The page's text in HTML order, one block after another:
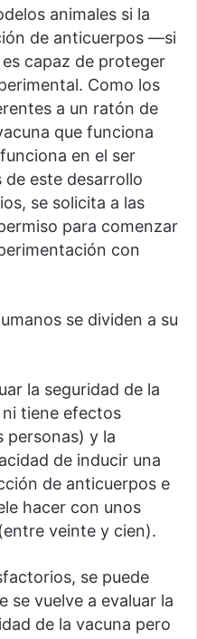
animales si la
de anticuerpos —si
capaz de proteger
Como los
a un ratón de
que funciona
en el ser
de este desarrollo
se solicita a las
para comenzar
con
se dividen a su
la seguridad de la
tiene efectos
personas) y la
de inducir una
de anticuerpos e
hacer con unos
veinte y cien).
se puede
se vuelve a evaluar la
de la vacuna pero